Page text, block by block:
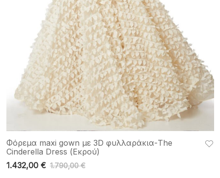
Φόρεμα maxi gown με 3D φυλλαράκια-The
Cinderella Dress (Εκρού)
1.790,00€
1.432,00 €